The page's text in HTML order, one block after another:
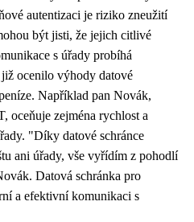
autentizaci je riziko zneužití
být jisti, že jejich citlivé
s úřady probíhá
ocenilo výhody datové
Například pan Novák,
oceňuje zejména rychlost a
"Díky datové schránce
ani úřady, vše vyřídím z pohodlí
Datová schránka pro
a efektivní komunikaci s